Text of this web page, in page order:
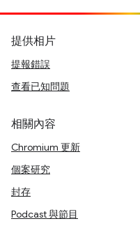
提供相片
提報錯誤
查看已知問題
相關內容
Chromium 更新
個案研究
封存
Podcast 與節目